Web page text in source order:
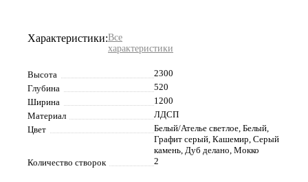
Характеристики:Все
характеристики
Высота
2300
Глубина
520
Ширина
1200
Материал
ЛДСП
Цвет
Белый/Ателье светлое, Белый,
Графит серый, Кашемир, Серый
камень, Дуб делано, Мокко
Количество створок
2